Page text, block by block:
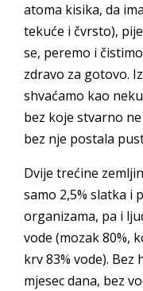
atoma kisika, da
tekuće i čvrsto),
se, peremo i
zdravo za gotovo.
shvaćamo kao
bez koje stvarno
bez nje postala
Dvije trećine
samo 2,5% slatka i
organizama, pa i
vode (mozak 80%,
krv 83% vode).
mjesec dana, bez